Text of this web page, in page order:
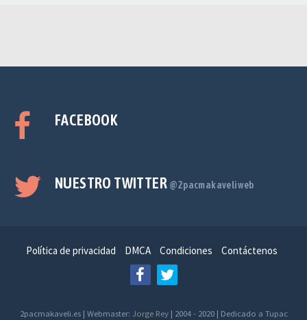
FACEBOOK
NUESTRO TWITTER @2pacmakaveliweb
Política de privacidad DMCA Condiciones Contáctenos
2pacmakaveli.es | Webmaster: Jorge Rey| 2004 - 2020 | Dedicado a Tupac